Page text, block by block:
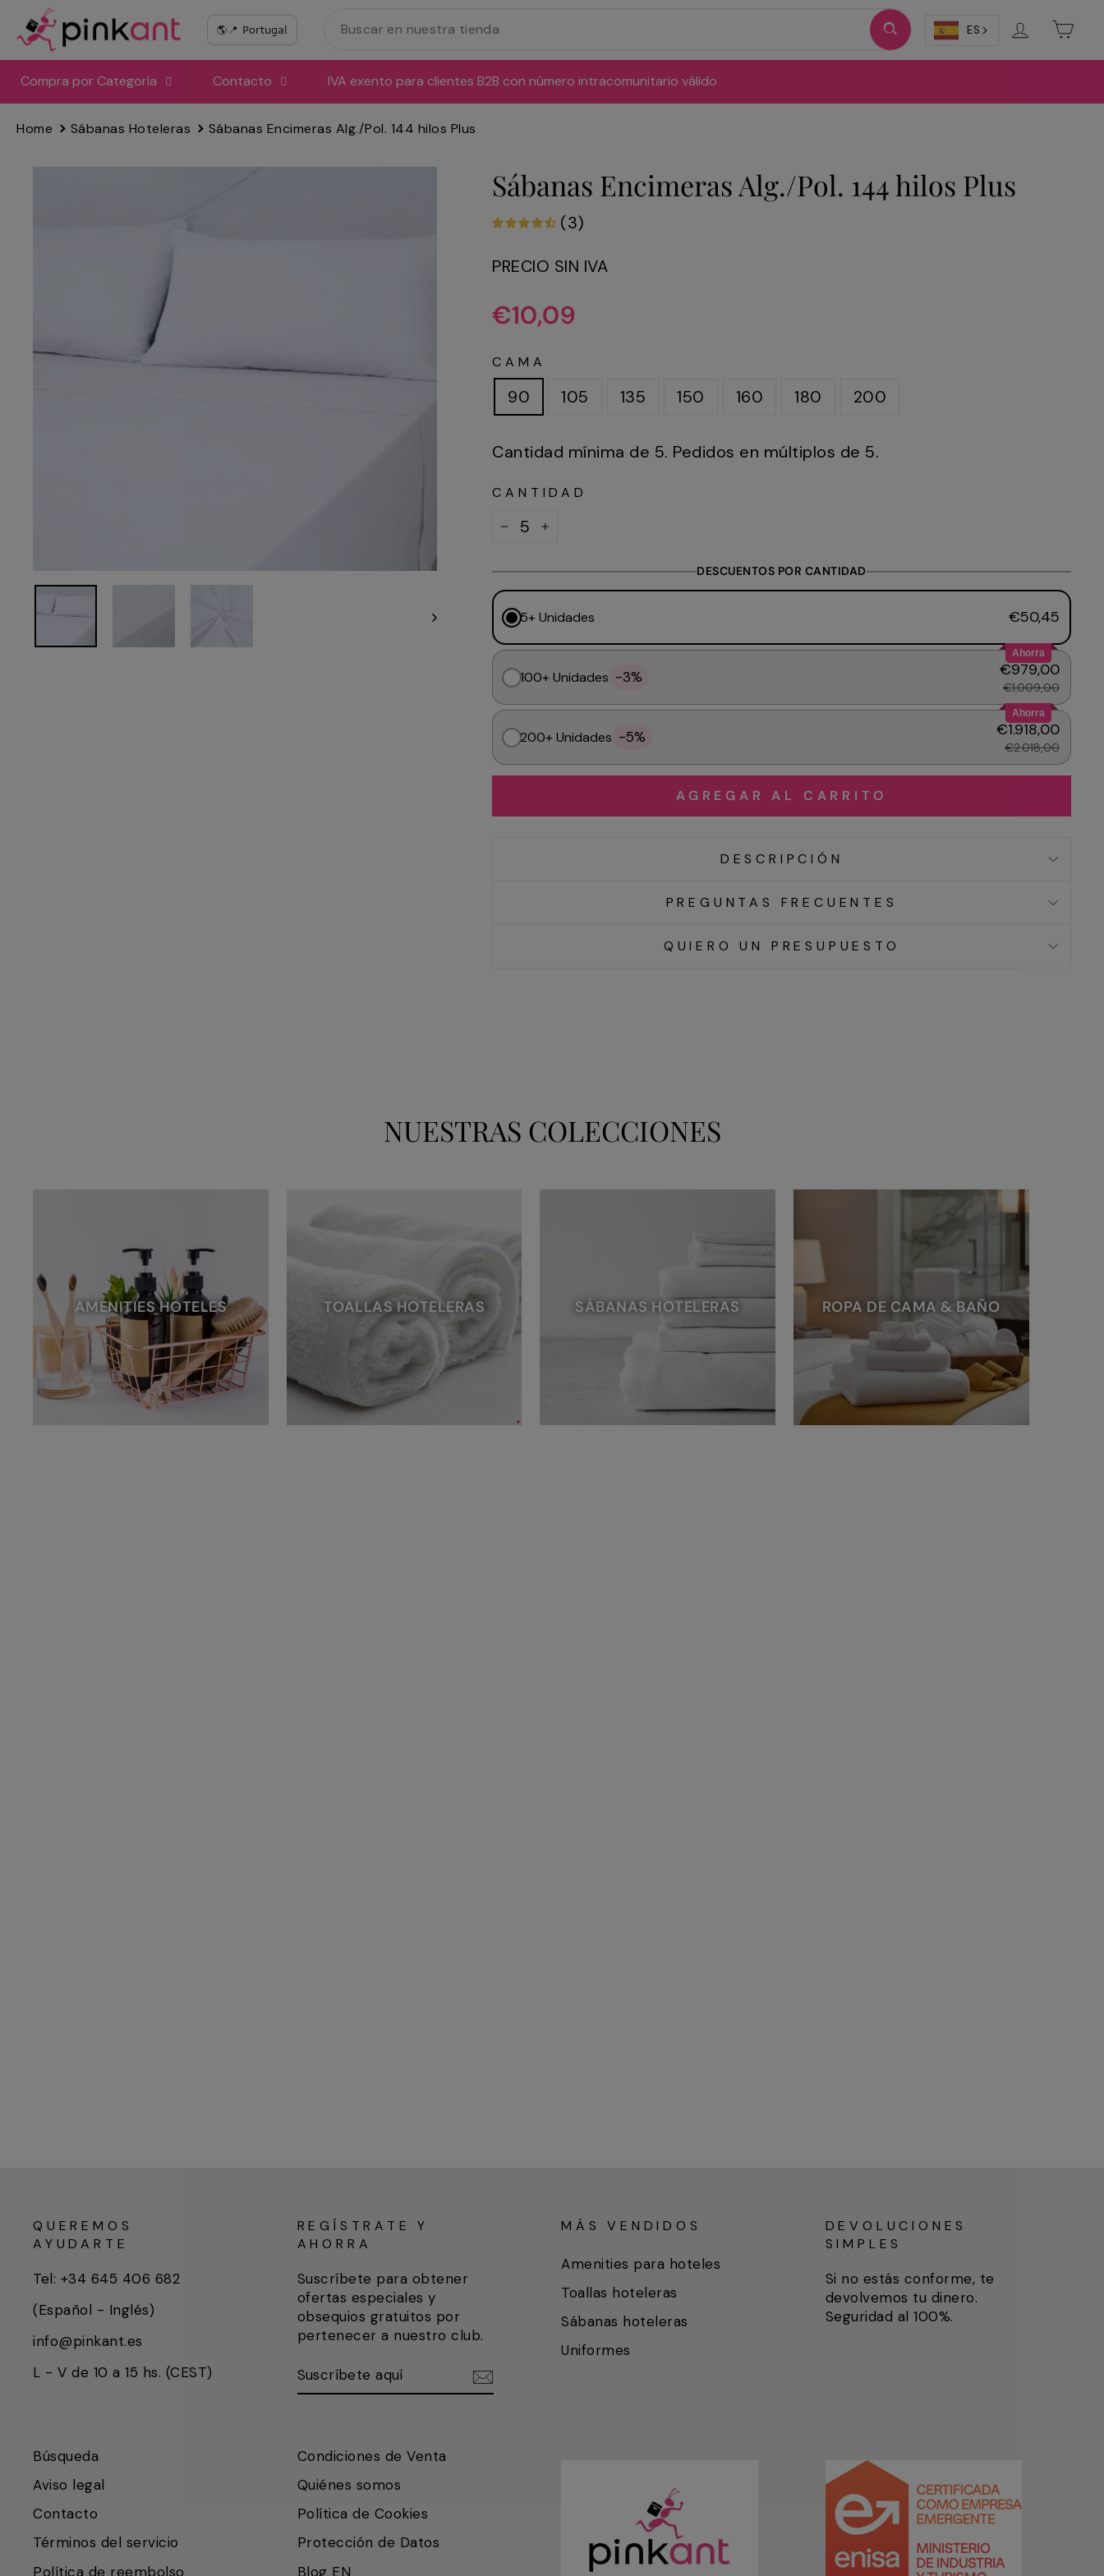
directamente
al
contenido
ES Ingresar
Compra por Categoría Contacto IVA exento para clientes B2B con número intracomunitario válido
Home Sábanas Hoteleras Sábanas Encimeras Alg./Pol. 144 hilos Plus
Sábanas Encimeras Alg./Pol. 144 hilos Plus
(3)
PRECIO SIN IVA
Precio
habitual
€10,09
CAMA
90 105 135 150 160 180 200
Cantidad mínima de 5. Pedidos en múltiplos de 5.
CANTIDAD
DESCUENTOS POR CANTIDAD
5+ Unidades €50,45
Ahorra
100+ Unidades -3% €979,00
€1.009,00
Ahorra
200+ Unidades -5% €1.918,00
€2.018,00
AGREGAR AL CARRITO
DESCRIPCIÓN
PREGUNTAS FRECUENTES
QUIERO UN PRESUPUESTO
NUESTRAS COLECCIONES
AMENITIES HOTELES TOALLAS HOTELERAS SÁBANAS HOTELERAS ROPA DE CAMA & BAÑO
QUEREMOS
AYUDARTE
Tel: +34 645 406 682
(Español - Inglés)
info@pinkant.es
L - V de 10 a 15 hs. (CEST)
REGÍSTRATE Y
AHORRA
Suscríbete para obtener
ofertas especiales y
obsequios gratuitos por
pertenecer a nuestro club.
AQUÍ
MÁS VENDIDOS
Amenities para hoteles
Toallas hoteleras
Sábanas hoteleras
Uniformes
DEVOLUCIONES
SIMPLES
Si no estás conforme, te
devolvemos tu dinero.
Seguridad al 100%.
Búsqueda
Aviso legal
Contacto
Términos del servicio
Política de reembolso
Condiciones de Venta
Quiénes somos
Política de Cookies
Protección de Datos
Blog EN